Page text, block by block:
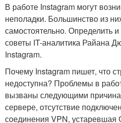
В работе Instagram могут
неполадки. Большинство из
самостоятельно. Определить
советы IT-аналитика Райана
Instagram.
Почему Instagram пишет, что
недоступна? Проблемы в
вызваны следующими
сервере, отсутствие
соединения VPN, устаревшая